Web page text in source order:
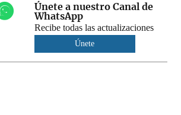
Únete a nuestro Canal de
WhatsApp
Recibe todas las actualizaciones
Únete